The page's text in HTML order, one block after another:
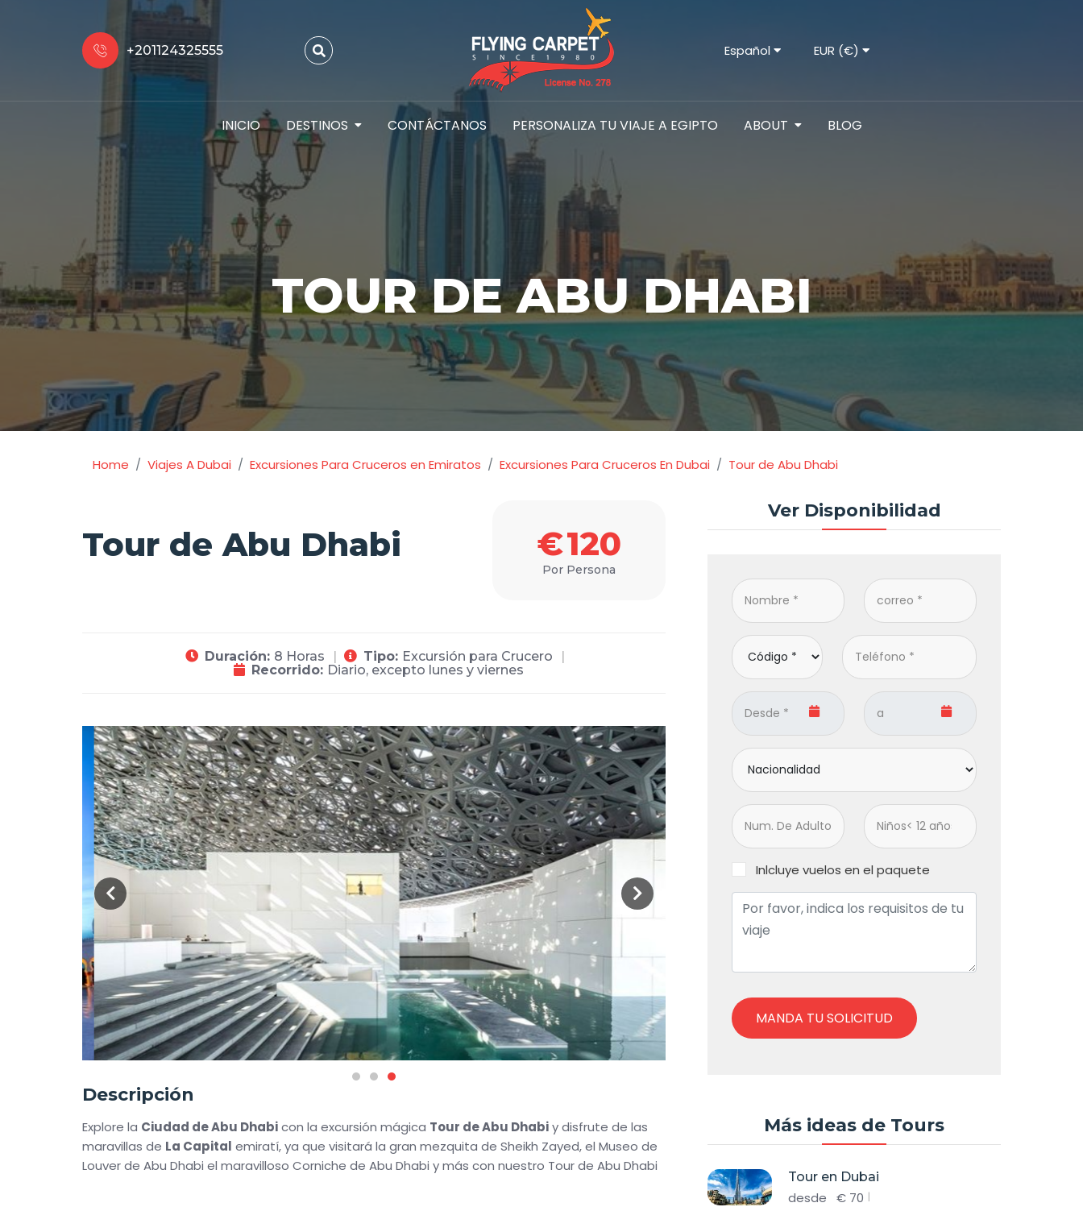
+201124325555 Español EUR (€)
INICIO DESTINOS CONTÁCTANOS PERSONALIZA TU VIAJE A EGIPTO ABOUT BLOG
TOUR DE ABU DHABI
Home Viajes A Dubai Excursiones Para Cruceros en Emiratos Excursiones Para Cruceros En Dubai Tour de Abu Dhabi
Tour de Abu Dhabi €120
Por Persona
Duración: 8 Horas Tipo: Excursión para Crucero
Recorrido: Diario, excepto lunes y viernes
Descripción
Explore la Ciudad de Abu Dhabicon la excursión mágica Tour de Abu Dhabiy disfrute de las
maravillas de La Capital emiratí, ya que visitará la gran mezquita de Sheikh Zayed, el Museo de
Louver de Abu Dhabi el maravilloso Corniche de Abu Dhabi y más con nuestro Tour de Abu Dhabi
Ver Disponibilidad
Inlcluye vuelos en el paquete
MANDA TU SOLICITUD
Más ideas de Tours
Tour en Dubai
desde € 70